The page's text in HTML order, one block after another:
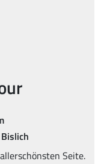
Seite.